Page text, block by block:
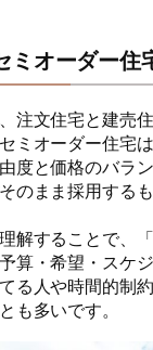
ミオーダー住
注文住宅と建売
ミオーダー住宅
度と価格のバラ
のまま採用する
解することで、
算・希望・スケ
る人や時間的制
も多いです。